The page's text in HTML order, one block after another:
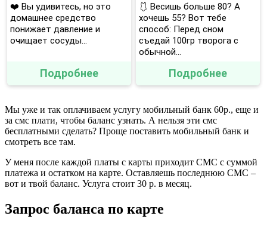
❤️ Вы удивитесь, но это
домашнее средство
понижает давление и
очищает сосуды...
Подробнее
🩱 Весишь больше 80? А
хочешь 55? Вот тебе
способ: Перед сном
съедай 100гр творога с
обычной...
Подробнее
Мы уже и так оплачиваем услугу мобильный банк 60р., еще и
за смс плати, чтобы баланс узнать. А нельзя эти смс
бесплатными сделать? Проще поставить мобильный банк и
смотреть все там.
У меня после каждой платы с карты приходит СМС с суммой
платежа и остатком на карте. Оставляешь последнюю СМС –
вот и твой баланс. Услуга стоит 30 р. в месяц.
Запрос баланса по карте